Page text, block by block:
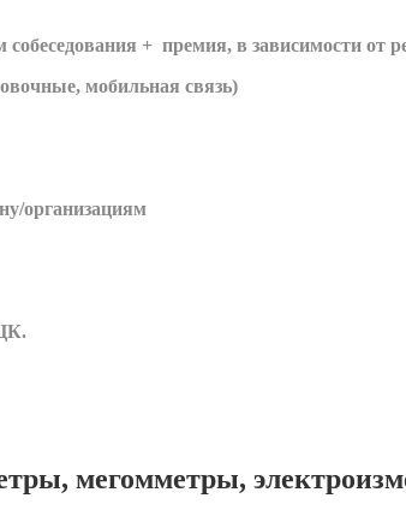
+ премия, в зависимости от
мобильная связь)
организациям
мегомметры,